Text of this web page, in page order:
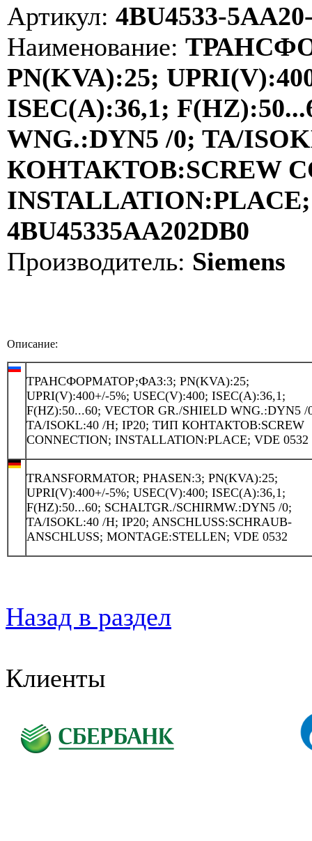
Артикул: 4BU4533-
Наименование:
PN(KVA):25;
ISEC(A):36,1;
WNG.:DYN5 /0; TA/
КОНТАКТОВ:SCREW
INSTALLATION:PLACE;
4BU45335AA202DB0
Производитель: Siemens
Описание:
ТРАНСФОРМАТОР;ФАЗ:3; PN(KVA):25;
UPRI(V):400+/-5%; USEC(V):400; ISEC(A):36,1;
F(HZ):50...60; VECTOR GR./SHIELD WNG.:DYN5 /
TA/ISOKL:40 /H; IP20; ТИП КОНТАКТОВ:SCREW
CONNECTION; INSTALLATION:PLACE; VDE 0532
TRANSFORMATOR; PHASEN:3; PN(KVA):25;
UPRI(V):400+/-5%; USEC(V):400; ISEC(A):36,1;
F(HZ):50...60; SCHALTGR./SCHIRMW.:DYN5 /0;
TA/ISOKL:40 /H; IP20; ANSCHLUSS:SCHRAUB-
ANSCHLUSS; MONTAGE:STELLEN; VDE 0532
Назад в раздел
Клиенты